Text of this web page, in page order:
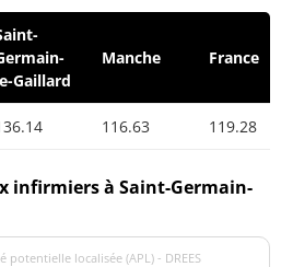
Gaillard
Manche France
116.63 119.28
infirmiers à Saint-Germain-
potentielle localisée (APL) - DREES